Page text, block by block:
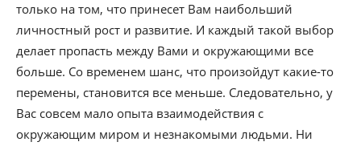
только на том, что принесет Вам наибольший
личностный рост и развитие. И каждый такой выбор
делает пропасть между Вами и окружающими все
больше. Со временем шанс, что произойдут какие-то
перемены, становится все меньше. Следовательно, у
Вас совсем мало опыта взаимодействия с
окружающим миром и незнакомыми людьми. Ни